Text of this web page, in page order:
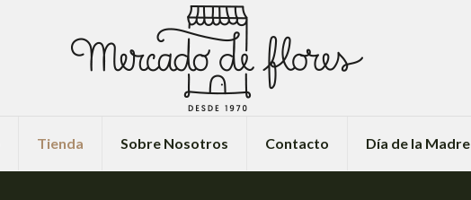
Tienda Sobre Nosotros Contacto Día de la Madre